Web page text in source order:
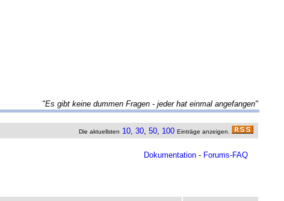
"Es gibt keine dummen Fragen - jeder hat einmal angefangen"
Die aktuellsten 10, 30, 50, 100 Einträge anzeigen.
Dokumentation - Forums-FAQ